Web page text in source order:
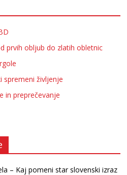
prvih obljub do zlatih obletnic
spremeni življenje
in preprečevanje
– Kaj pomeni star slovenski izraz